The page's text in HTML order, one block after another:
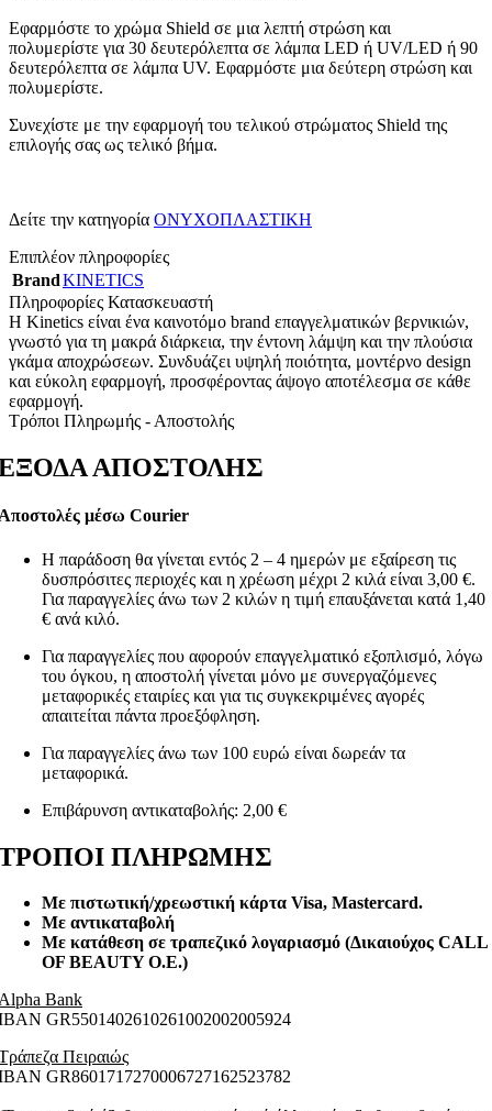
Εφαρμόστε το χρώμα Shield σε μια λεπτή στρώση και
πολυμερίστε για 30 δευτερόλεπτα σε λάμπα LED ή UV/LED ή 90
δευτερόλεπτα σε λάμπα UV. Εφαρμόστε μια δεύτερη στρώση και
πολυμερίστε.
Συνεχίστε με την εφαρμογή του τελικού στρώματος Shield της
επιλογής σας ως τελικό βήμα.
Δείτε την κατηγορία ΟΝΥΧΟΠΛΑΣΤΙΚΗ
Επιπλέον πληροφορίες
BrandKINETICS
Πληροφορίες Κατασκευαστή
Η Kinetics είναι ένα καινοτόμο brand επαγγελματικών βερνικιών,
γνωστό για τη μακρά διάρκεια, την έντονη λάμψη και την πλούσια
γκάμα αποχρώσεων. Συνδυάζει υψηλή ποιότητα, μοντέρνο design
και εύκολη εφαρμογή, προσφέροντας άψογο αποτέλεσμα σε κάθε
εφαρμογή.
Τρόποι Πληρωμής - Αποστολής
ΑΠΟΣΤΟΛΗΣ
μέσω Courier
Η παράδοση θα γίνεται εντός 2 – 4 ημερών με εξαίρεση τις
δυσπρόσιτες περιοχές και η χρέωση μέχρι 2 κιλά είναι 3,00 €.
Για παραγγελίες άνω των 2 κιλών η τιμή επαυξάνεται κατά 1,40
€ ανά κιλό.
Για παραγγελίες που αφορούν επαγγελματικό εξοπλισμό, λόγω
του όγκου, η αποστολή γίνεται μόνο με συνεργαζόμενες
μεταφορικές εταιρίες και για τις συγκεκριμένες αγορές
απαιτείται πάντα προεξόφληση.
Για παραγγελίες άνω των 100 ευρώ είναι δωρεάν τα
μεταφορικά.
Επιβάρυνση αντικαταβολής: 2,00 €
ΠΛΗΡΩΜΗΣ
Με πιστωτική/χρεωστική κάρτα Visa, Mastercard.
Με αντικαταβολή
Με κατάθεση σε τραπεζικό λογαριασμό (Δικαιούχος CALL
OF BEAUTY O.E.)
Bank
GR5501402610261002002005924
Πειραιώς
GR8601717270006727162523782